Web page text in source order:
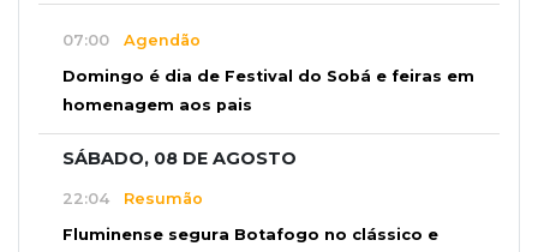
07:00 Agendão
Domingo é dia de Festival do Sobá e feiras em
homenagem aos pais
SÁBADO, 08 DE AGOSTO
22:04 Resumão
Fluminense segura Botafogo no clássico e